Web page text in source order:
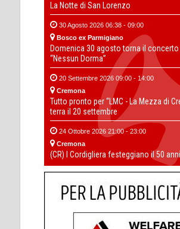
La Notte di San Lorenzo
30 Agosto 2026 06:38 - 09:00
Bosco ex Parmigiano
Domenica 30 agosto torna il concerto
“Nessun Dorma”
20 Settembre 2026 09:00 - 14:00
Cremona
Tutto pronto per “LMC - La Mezza di
terra il 20 settembre
24 Ottobre 2026 21:00 - 23:00
Cremona
(CR) I Cordigliera festeggiano il 50